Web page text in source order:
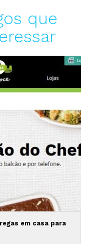
que
em casa para